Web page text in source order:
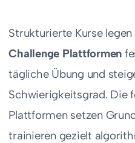
Strukturierte Kurse
Challenge Plattformen
tägliche Übung und
Schwierigkeitsgrad. Die
Plattformen setzen
trainieren gezielt